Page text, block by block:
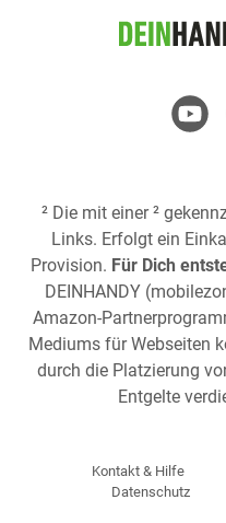
² Die mit einer ²
Links. Erfolgt ein
Provision. Für Dich
DEINHANDY
Amazon-
Mediums für Webseiten
durch die Platzierung
Entgelte
Kontakt & Hilfe
Datenschutz